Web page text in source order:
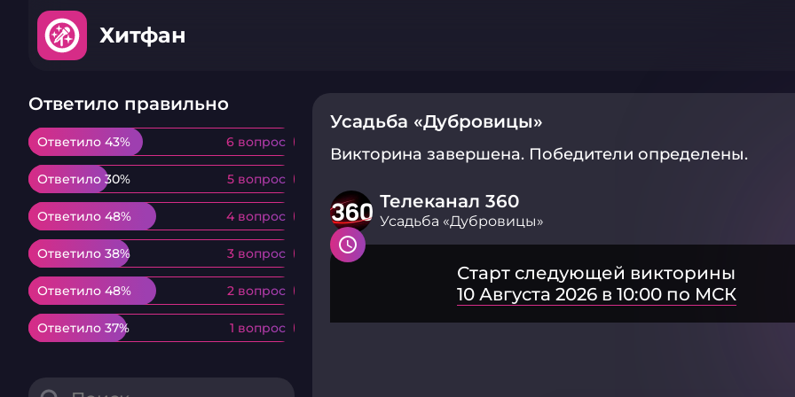
Хитфан
Ответило правильно
Ответило 43% 6 вопрос
Ответило 43% 6 вопрос
Ответило 30% 5 вопрос
Ответило 30% 5 вопрос
Ответило 48% 4 вопрос
Ответило 48% 4 вопрос
Ответило 38% 3 вопрос
Ответило 38% 3 вопрос
Ответило 48% 2 вопрос
Ответило 48% 2 вопрос
Ответило 37% 1 вопрос
Ответило 37% 1 вопрос
Усадьба «Дубровицы»
Викторина завершена. Победители определены.
Телеканал 360
Усадьба «Дубровицы»
Старт следующей викторины
10 Августа 2026 в 10:00 по МСК